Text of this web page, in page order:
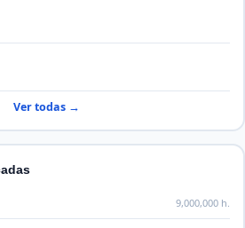
Ver todas →
9,000,000 h.